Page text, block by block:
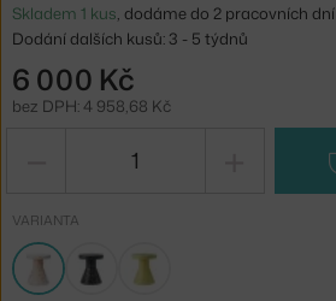
Skladem 1 kus, dodáme do 2 pracovních dní
Dodání dalších kusů: 3 - 5 týdnů
6 000 Kč
bez DPH: 4 958,68 Kč
VARIANTA